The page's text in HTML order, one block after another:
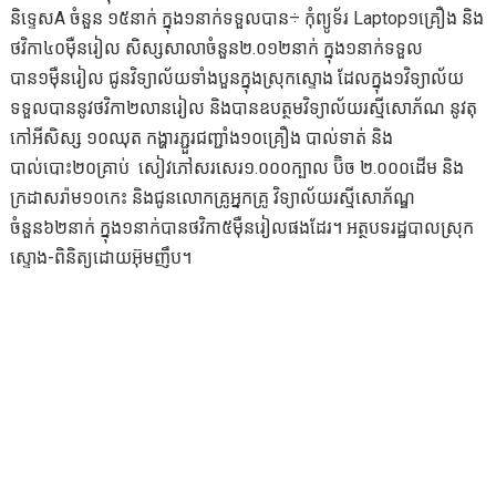
និទ្ទេសA ចំនួន ១៥នាក់ ក្នុង១នាក់ទទួលបាន÷ កុំព្យូទ័រ Laptop១គ្រឿង និង
ថវិកា៤០ម៉ឺនរៀល សិស្សសាលាចំនួន២.០១២នាក់ ក្នុង១នាក់ទទួល
បាន១ម៉ឺនរៀល ជូនវិទ្យាល័យទាំងបួនក្នុងស្រុកស្ទោង ដែលក្នុង១វិទ្យាល័យ
ទទួលបាននូវថវិកា២លានរៀល និងបានឧបត្ថមវិទ្យាល័យរស្មីសោភ័ណ នូវតុ
កៅអីសិស្ស ១០ឈុត កង្ហារភ្ជួរជញ្ជាំង១០គ្រឿង បាល់ទាត់ និង
បាល់បោះ២០គ្រាប់ សៀវភៅសរសេរ១.០០០ក្បាល ប៊ិច ២.០០០ដើម និង
ក្រដាសរ៉ាម១០កេះ និងជូនលោកគ្រូអ្នកគ្រូ វិទ្យាល័យរស្មីសោភ័ណ្ឌ
ចំនួន៦២នាក់ ក្នុង១នាក់បានថវិកា៥ម៉ឺនរៀលផងដែរ។ អត្ថបទរដ្ឋបាលស្រុក
ស្ទោង-ពិនិត្យដោយអ៊ុមញឹប។